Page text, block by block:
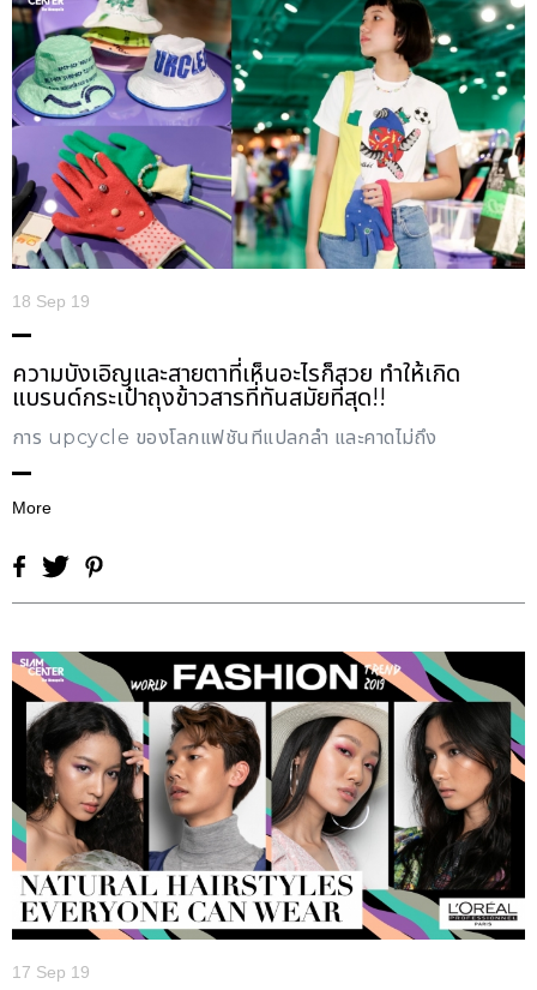
18 Sep 19
ความบังเอิญและสายตาที่เห็นอะไรก็สวย ทำให้เกิด
แบรนด์กระเป๋าถุงข้าวสารที่ทันสมัยที่สุด!!
การ upcycle ของโลกแฟชั่นที่แปลกล้ำ และคาดไม่ถึง
More
17 Sep 19